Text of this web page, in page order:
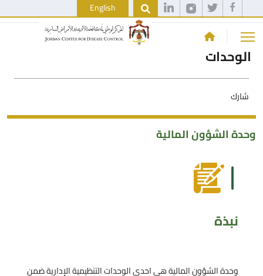
English
الوحدات
شارك
وحدة الشؤون المالية
نبذة
وحدة الشؤون المالية هي احدى الوحدات التنظيمية الإدارية ضمن